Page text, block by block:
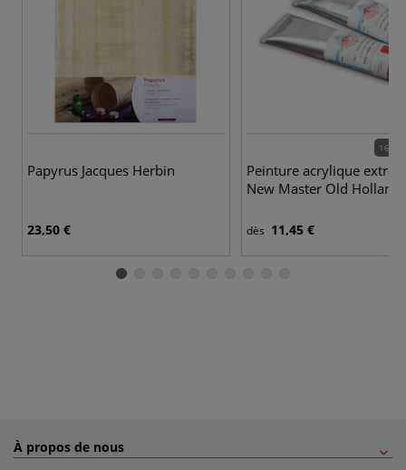
Papyrus Jacques Herbin
23,50 €
168
Peinture acrylique extra-
New Master Old Holland
dès 11,45 €
À propos de nous